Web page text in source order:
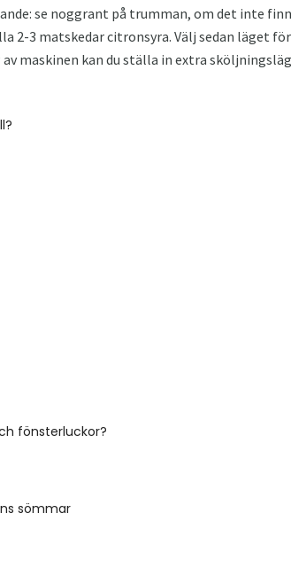
se noggrant på trumman, om det inte
2-3 matskedar citronsyra. Välj sedan läget
maskinen kan du ställa in extra
fönsterluckor?
sömmar